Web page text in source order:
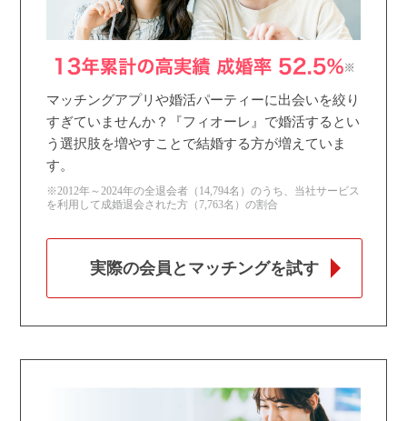
マッチングアプリや婚活パーティーに出会いを絞り
すぎていませんか？『フィオーレ』で婚活するとい
う選択肢を増やすことで結婚する方が増えていま
す。
※2012年～2024年の全退会者（14,794名）のうち、当社サービス
を利用して成婚退会された方（7,763名）の割合
実際の会員とマッチングを試す